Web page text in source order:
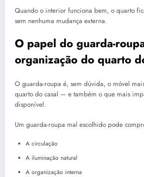
Quando o interior funciona bem, o quarto
sem nenhuma mudança externa.
O papel do guarda-
organização do quarto
O guarda-roupa é, sem dúvida, o móvel
quarto do casal — e também o que mais
disponível.
Um guarda-roupa mal escolhido pode
A circulação
A iluminação natural
A organização interna